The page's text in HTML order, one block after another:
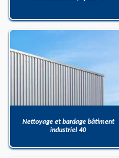
Nettoyage et bardage bâtiment
industriel 40